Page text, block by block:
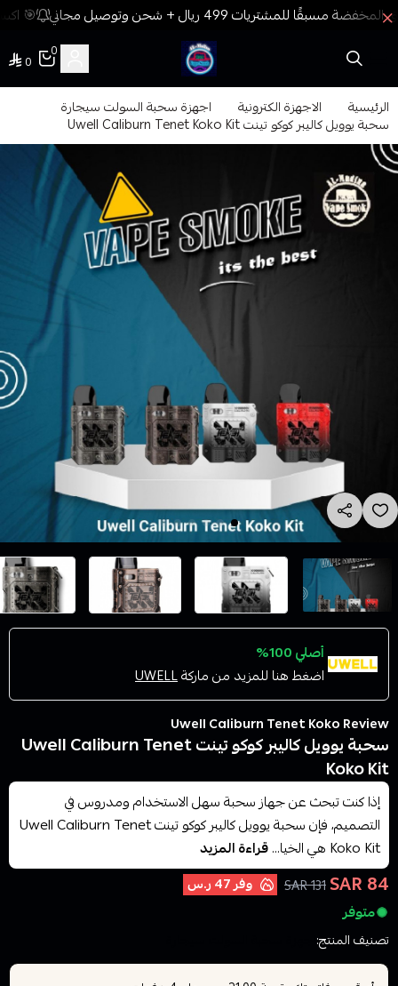
🎯
فيب المدينة
0
0
الرئيسية الاجهزة الكترونية اجهزة سحبة السولت سيجارة
سحبة يوويل كاليبر كوكو تينت Uwell Caliburn Tenet Koko Kit
أصلي 100%
اضغط هنا للمزيد من ماركةUWELL
Uwell Caliburn Tenet Koko Review
سحبة يوويل كاليبر كوكو تينت Uwell Caliburn Tenet
Koko Kit
إذا كنت تبحث عن جهاز سحبة سهل الاستخدام ومدروس في
التصميم، فإن سحبة يوويل كاليبر كوكو تينت Uwell Caliburn Tenet
Koko Kit هي الخيا...
قراءة المزيد
84 SAR
131 SAR وفر47 ر.س
متوفر
تصنيف المنتج: